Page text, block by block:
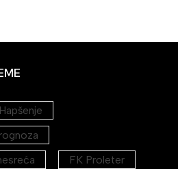
Hapšenje
FK Proleter